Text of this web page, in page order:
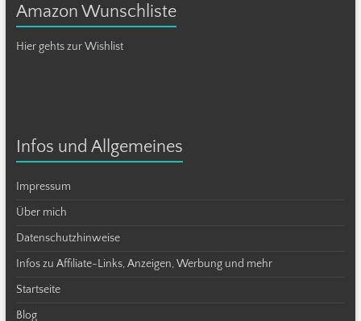
Amazon Wunschliste
Hier gehts zur Wishlist
Infos und Allgemeines
Impressum
Über mich
Datenschutzhinweise
Infos zu Affiliate-Links, Anzeigen, Werbung und mehr
Startseite
Blog